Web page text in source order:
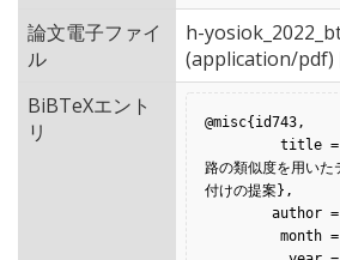
論文電子ファイ
ル
h-
(application/pdf)
BiBTeXエント
リ
@misc{id743,
路の類似度を用いた
付けの提案},